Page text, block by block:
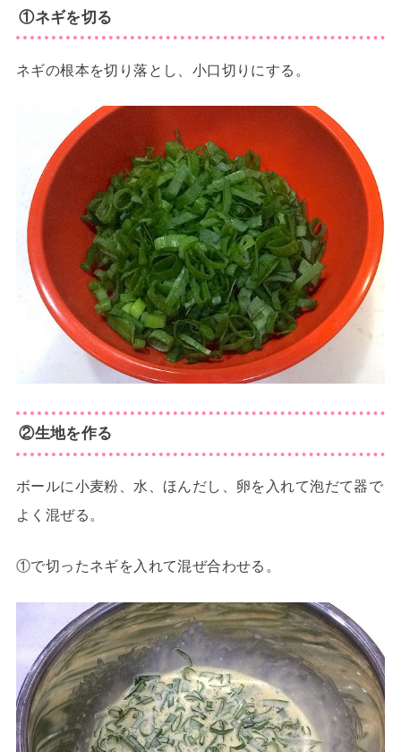
①ネギを切る
ネギの根本を切り落とし、小口切りにする。
②生地を作る
ボールに小麦粉、水、ほんだし、卵を入れて泡だて器で
よく混ぜる。
①で切ったネギを入れて混ぜ合わせる。